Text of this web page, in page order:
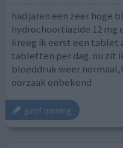
had jaren een zeer hoge
hydrochoortiazide 12 mg
kreeg ik eerst een tablet
tabletten per dag. nu zit
bloeddruk weer
oorzaak onbekend
geef mening